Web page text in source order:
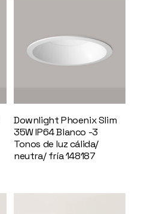
Downlight Phoenix Slim
35W IP64 Blanco -3
Tonos de luz cálida/
neutra/ fría 148187